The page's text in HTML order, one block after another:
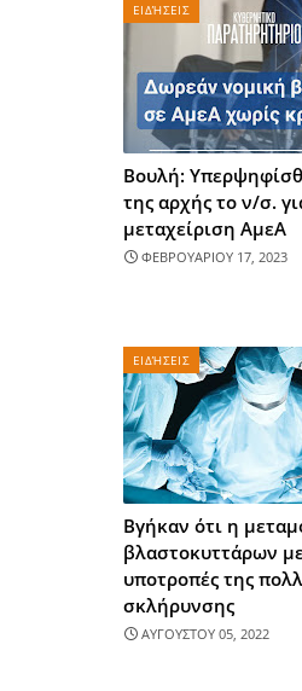
ΕΙΔΉΣΕΙΣ
Βουλή:
της αρχής το ν/σ.
μεταχείριση ΑμεΑ
ΦΕΒΡΟΥΑΡΙΟΥ 17, 2023
ΕΙΔΉΣΕΙΣ
Βγήκαν ότι η
βλαστοκυττάρων
υποτροπές της
σκλήρυνσης
ΑΥΓΟΥΣΤΟΥ 05, 2022